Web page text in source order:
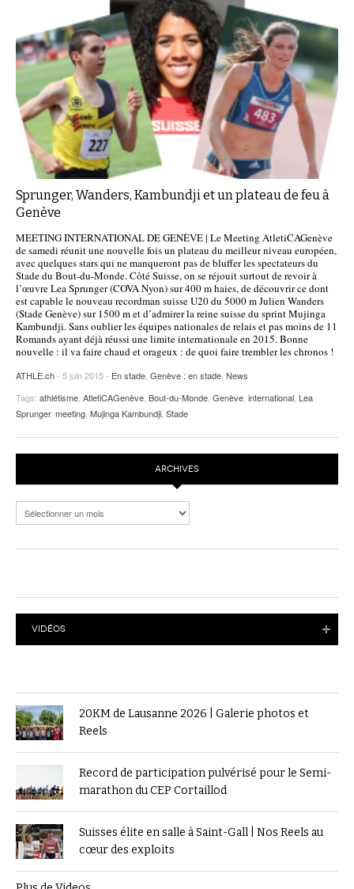
Sprunger, Wanders, Kambundji et un plateau de feu à
Genève
MEETING INTERNATIONAL DE GENÈVE | Le Meeting AtletiCAGenève
de samedi réunit une nouvelle fois un plateau du meilleur niveau européen,
avec quelques stars qui ne manqueront pas de bluffer les spectateurs du
Stade du Bout-du-Monde. Côté Suisse, on se réjouit surtout de revoir à
l’œuvre Lea Sprunger (COVA Nyon) sur 400 m haies, de découvrir ce dont
est capable le nouveau recordman suisse U20 du 5000 m Julien Wanders
(Stade Genève) sur 1500 m et d’admirer la reine suisse du sprint Mujinga
Kambundji. Sans oublier les équipes nationales de relais et pas moins de 11
Romands ayant déjà réussi une limite internationale en 2015. Bonne
nouvelle : il va faire chaud et orageux : de quoi faire trembler les chronos !
ATHLE.ch- 5 juin 2015 - En stade, Genève : en stade, News
Tags: athlétisme, AtletiCAGenève, Bout-du-Monde, Genève, international, Lea
Sprunger, meeting, Mujinga Kambundji, Stade
ARCHIVES
Archives
VIDÉOS
20KM de Lausanne 2026 | Galerie photos et
Reels
Record de participation pulvérisé pour le Semi-
marathon du CEP Cortaillod
Suisses élite en salle à Saint-Gall | Nos Reels au
cœur des exploits